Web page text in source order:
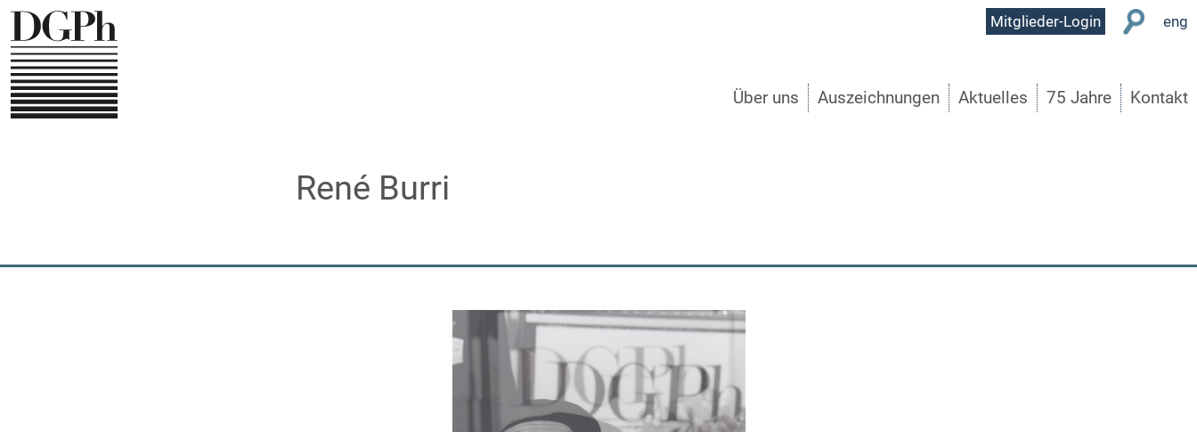
Direkt
zum
Inhalt
User
Mitglieder-Login eng
Über uns Auszeichnungen Aktuelles 75 Jahre Kontakt
René Burri